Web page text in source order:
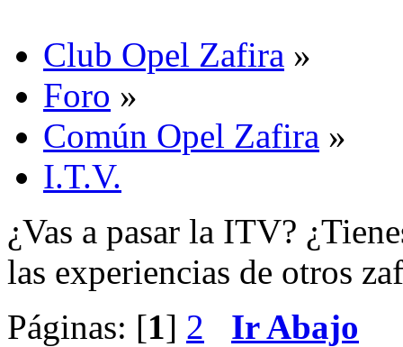
Club Opel Zafira »
Foro »
Común Opel Zafira »
I.T.V.
¿Vas a pasar la ITV?
las experiencias de otros
Páginas: [1] 2 Ir Abajo